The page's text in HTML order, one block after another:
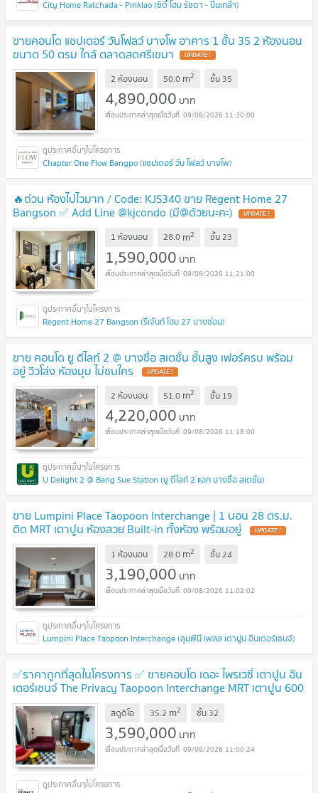
City Home Ratchada - Pinklao (ซิตี้ โฮม รัชดา - ปิ่นเกล้า)
ขายคอนโด แชปเตอร์ วันโฟลว์ บางโพ อาคาร 1 ชั้น 35 2 ห้องนอน
ขนาด 50 ตรม ใกล้ ตลาดสดศรีเขมา UPDATE !
2 ห้องนอน 50.0 m2 ชั้น 35
4,890,000 บาท
09/08/2026 11:30:00
Chapter One Flow Bangpo (แชปเตอร์ วัน โฟลว์ บางโพ)
🔥ด่วน ห้องไปไวมาก / Code: KJS340 ขาย Regent Home 27
Bangson ✅ Add Line @kjcondo (มี@ด้วยนะคะ) UPDATE !
1 ห้องนอน 28.0 m2 ชั้น23
1,590,000 บาท
09/08/2026 11:21:00
Regent Home 27 Bangson (รีเจ้นท์ โฮม 27 บางซ่อน)
ขาย คอนโด ยู ดีไลท์ 2 @ บางซื่อ สเตชั่น ชั้นสูง เฟอร์ครบ พร้อม
อยู่ วิวโล่ง ห้องมุม ไม่ชนใคร UPDATE !
2 ห้องนอน 51.0 m2 ชั้น 19
4,220,000 บาท
09/08/2026 11:18:00
U Delight 2 @ Bang Sue Station (ยู ดีไลท์ 2 แอท บางซื่อ สเตชั่น)
ขาย Lumpini Place Taopoon Interchange | 1 นอน 28 ตร.ม.
ติด MRT เตาปูน ห้องสวย Built-in ทั้งห้อง พร้อมอยู่ UPDATE !
1 ห้องนอน 28.0 m2 ชั้น24
3,190,000 บาท
09/08/2026 11:02:02
Lumpini Place Taopoon Interchange (ลุมพินี เพลส เตาปูน อินเตอร์เชนจ์)
✅ราคาถูกที่สุดในโครงการ ✅ ขายคอนโด เดอะ ไพรเวซี่ เตาปูน อิน
เตอร์เชนจ์ The Privacy Taopoon Interchange MRT เตาปูน 600
ม. UPDATE !
สตูดิโอ 35.2 m2 ชั้น 32
3,590,000 บาท
09/08/2026 11:00:24